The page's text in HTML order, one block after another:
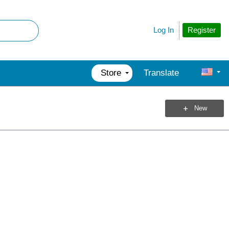
Register
Log In
Store Translate
New